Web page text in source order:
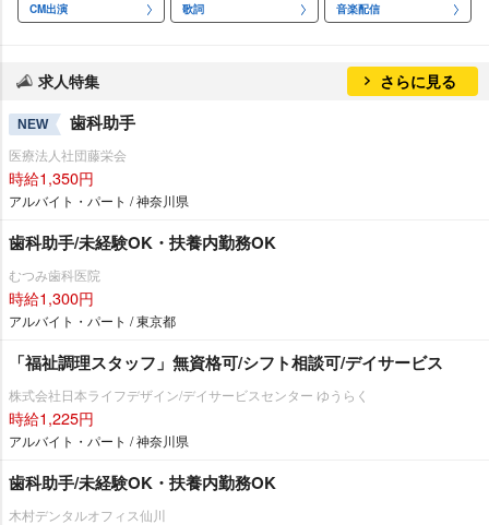
CM出演 歌詞 音楽配信
求人特集 さらに見る
NEW 歯科助手
医療法人社団藤栄会
時給1,350円
アルバイト・パート / 神奈川県
歯科助手/未経験OK・扶養内勤務OK
むつみ歯科医院
時給1,300円
アルバイト・パート / 東京都
「福祉調理スタッフ」無資格可/シフト相談可/デイサービス
株式会社日本ライフデザイン/デイサービスセンター ゆうらく
時給1,225円
アルバイト・パート / 神奈川県
歯科助手/未経験OK・扶養内勤務OK
木村デンタルオフィス仙川